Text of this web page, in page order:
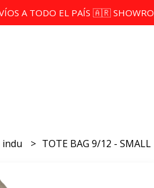
A TODO EL PAÍS 🇦🇷
indu TOTE BAG 9/12 - SMALL